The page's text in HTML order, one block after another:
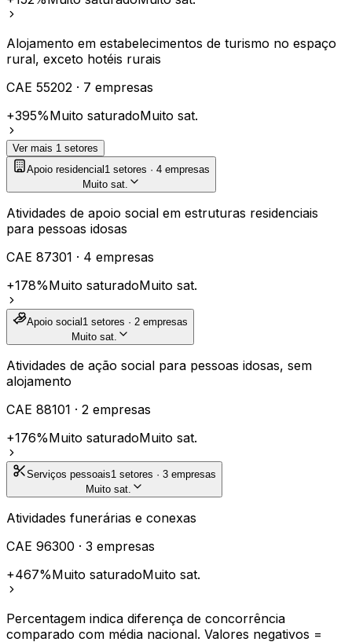
Alojamento em estabelecimentos de turismo no espaço
rural, exceto hotéis rurais
CAE 55202 · 7 empresas
+395%Muito saturadoMuito sat.
Ver mais 1 setores
Apoio residencial 1 setores · 4 empresas
Muito sat.
Atividades de apoio social em estruturas residenciais
para pessoas idosas
CAE 87301 · 4 empresas
+178%Muito saturadoMuito sat.
Apoio social 1 setores · 2 empresas
Muito sat.
Atividades de ação social para pessoas idosas, sem
alojamento
CAE 88101 · 2 empresas
+176%Muito saturadoMuito sat.
Serviços pessoais1 setores · 3 empresas
Muito sat.
Atividades funerárias e conexas
CAE 96300 · 3 empresas
+467%Muito saturadoMuito sat.
Percentagem indica diferença de concorrência
comparado com média nacional. Valores negativos =